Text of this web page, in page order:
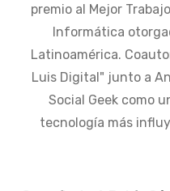
premio al Mejor
Informática
Latinoamérica.
Luis Digital" junto a
Social Geek como
tecnología más